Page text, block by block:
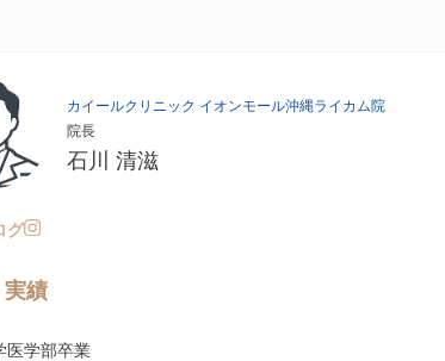
カイールクリニック イオンモール沖縄ライカム院
院長
石川 清滋
グ
実績
医学部卒業